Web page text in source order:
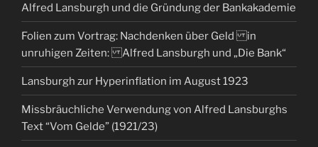
Alfred Lansburgh und die Gründung der Bankakademie
Folien zum Vortrag: Nachdenken über Geld in
unruhigen Zeiten: Alfred Lansburgh und „Die Bank“
Lansburgh zur Hyperinflation im August 1923
Missbräuchliche Verwendung von Alfred Lansburghs
Text “Vom Gelde” (1921/23)